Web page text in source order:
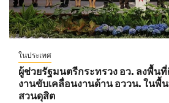
ในประเทศ
ผู้ช่วยรัฐมนตรีกระทรวง อว. ลงพื้น
งานขับเคลื่อนงานด้าน อววน. ในพื้
สวนดุสิต